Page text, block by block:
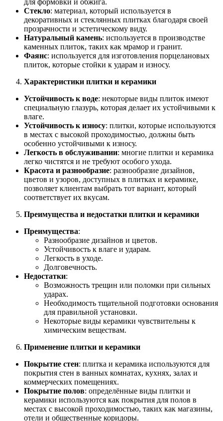
для формовки и обжига.
Стекло: материал, который используется в
декоративных и стеклянных плитках благодаря своей
прозрачности и эстетическому виду.
Натуральный камень: используется в производстве
каменных плиток, таких как мрамор и гранит.
Фаянс: используется для изготовления порцелановых
плиток, которые стойки к ударам и износу.
Характеристики плитки и керамики
Устойчивость к воде: некоторые виды плиток имеют
специальную глазурь, которая делает их устойчивыми к
влаге.
Устойчивость к износу: плитки, которые используются
в местах с высокой проходимостью, должны быть
особенно устойчивыми к износу.
Легкость в обслуживании: многие плитки и керамика
легко чистятся и не требуют особого ухода.
Красота и разнообразие: разнообразие дизайнов,
цветов и узоров, доступных в плитках и керамике,
позволяет клиентам выбрать тот вариант, который
соответствует их вкусам.
Преимущества и недостатки плитки и керамики
Преимущества:
Разнообразие дизайнов и цветов.
Устойчивость к влаге и ударам.
Легкость в уходе.
Долговечность.
Недостатки:
Возможность трещин или поломки при сильных
ударах.
Необходимость тщательной подготовки основания
для правильной установки.
Некоторые виды керамики чувствительны к
химическим веществам.
Применение плитки и керамики
Покрытие стен: плитка и керамика используются для
покрытия стен в ванных комнатах, кухнях, залах и
коммерческих помещениях.
Покрытие полов: определённые виды плитки и
керамики используются как покрытия для полов в
местах с высокой проходимостью, таких как магазины,
отели и общественные коридоры.